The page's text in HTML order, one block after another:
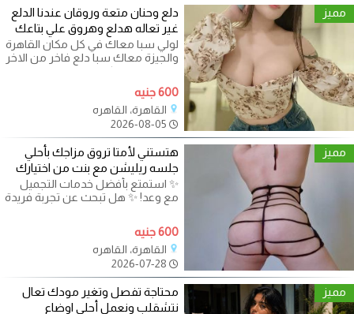
مميز
دلع وحنان متعة وروقان عندنا الدلع
غير تعاله هدلع وهروق علي بتاعك
لولي سبا معاك في كل مكان القاهرة
والجيزة معاك سبا دلع فاخر من الاخر
بنات اخر حاجة كل اللي بتتمناه
600 جنيه
القاهرة، القاهره
مميز
هتستني لأمتا تروق مزاجك بأحلي
جلسه ريليشن مع بنت من اختيارك
✨ استمتع بأفضل خدمات التجميل
مع وعد! ✨ هل تبحث عن تجربة فريدة
600 جنيه
القاهرة، القاهره
مميز
محتاجة تفصل وتغير مودك تعال
نتشقلب ونعمل أحلي اوضاع